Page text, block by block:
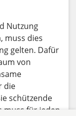
Nutzung
muss dies
gelten. Dafür
von
die
schützende
muss für jeden